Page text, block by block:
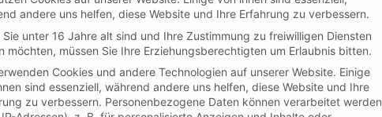
Kundenlogin Kontakt Impressum & Datenschutz AGB
© 2026Boot & Yachtcharter Selge Cookie-Einstellungen
andere uns helfen, diese Website und Ihre Erfahrung zu verbessern.
Sie unter 16 Jahre alt sind und Ihre Zustimmung zu freiwilligen Diensten
möchten, müssen Sie Ihre Erziehungsberechtigten um Erlaubnis bitten.
Cookies und andere Technologien auf unserer Website. Einige
sind essenziell, während andere uns helfen, diese Website und Ihre
zu verbessern. Personenbezogene Daten können verarbeitet werden